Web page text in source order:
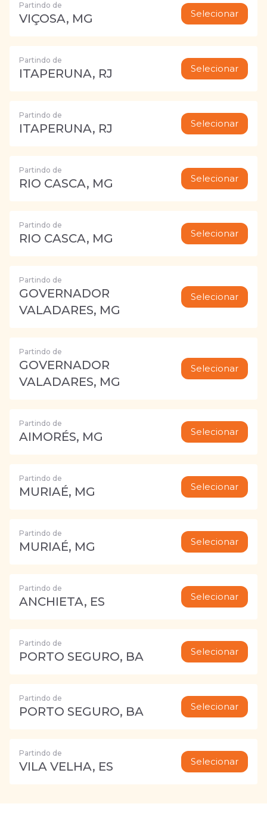
Partindo de
VIÇOSA, MG Selecionar
Partindo de
ITAPERUNA, RJ Selecionar
Partindo de
ITAPERUNA, RJ Selecionar
Partindo de
RIO CASCA, MG Selecionar
Partindo de
RIO CASCA, MG Selecionar
Partindo de
GOVERNADOR
VALADARES, MG
Selecionar
Partindo de
GOVERNADOR
VALADARES, MG
Selecionar
Partindo de
AIMORÉS, MG Selecionar
Partindo de
MURIAÉ, MG Selecionar
Partindo de
MURIAÉ, MG Selecionar
Partindo de
ANCHIETA, ES Selecionar
Partindo de
PORTO SEGURO, BA Selecionar
Partindo de
PORTO SEGURO, BA Selecionar
Partindo de
VILA VELHA, ES Selecionar